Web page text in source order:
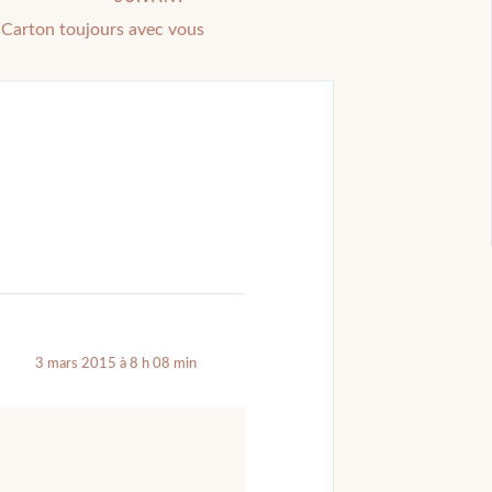
toujours avec vous
3 mars 2015 à 8 h 08 min